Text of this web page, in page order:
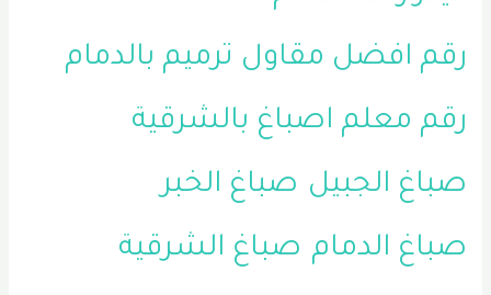
رقم افضل مقاول ترميم بالدمام
رقم معلم اصباغ بالشرقية
صباغ الجبيل صباغ الخبر
صباغ الدمام صباغ الشرقية